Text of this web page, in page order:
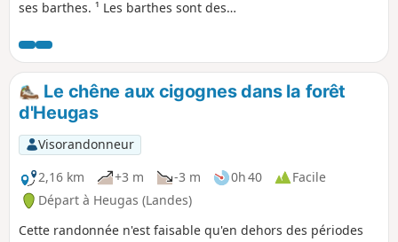
ses barthes. ¹ Les barthes sont des
par des troupeaux de chevaux en semi
liberté. La faune y est très riche:
cigognes, aigrettes, hérons cendrés,..
Cette balade emprunte l'ancien chemin
de halage des bords d'Adour et peut
également être faite en VTT. Il a été
récemment goudronné depuis le départ
jusqu'à Saubusse. Comme il est dit plus
haut, les Barthes étant des terres
inondables, il ne vaut mieux pas y
randonner après de fortes pluies.
Le chêne aux cigognes dans la forêt
d'Heugas
Visorandonneur
2,16 km
+3 m -3 m 0h 40
Facile
Départ à Heugas (Landes)
Cette randonnée n'est faisable qu'en dehors des périodes